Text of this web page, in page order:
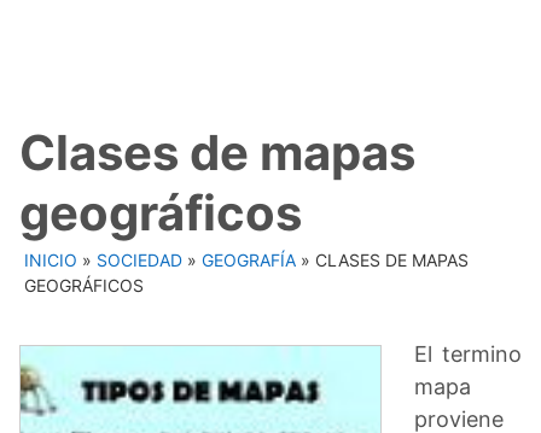
Clases de mapas
geográficos
INICIO » SOCIEDAD » GEOGRAFÍA » CLASES DE MAPAS
GEOGRÁFICOS
El termino
mapa
proviene